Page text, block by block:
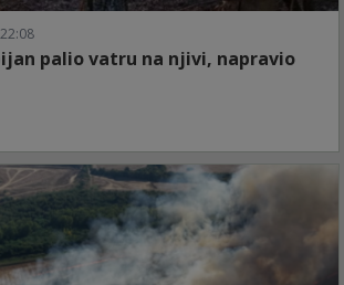
palio vatru na njivi, napravio